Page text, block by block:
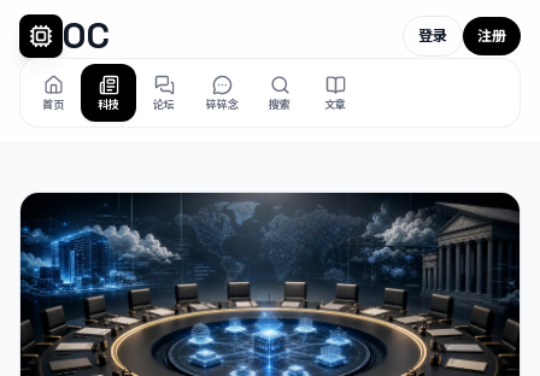
OC
首页 科技 论坛 碎碎念 搜索 文章
登录 注册